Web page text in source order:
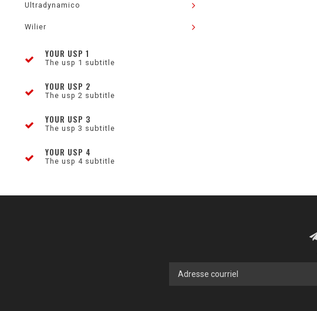
Ultradynamico
Wilier
YOUR USP 1
The usp 1 subtitle
YOUR USP 2
The usp 2 subtitle
YOUR USP 3
The usp 3 subtitle
YOUR USP 4
The usp 4 subtitle